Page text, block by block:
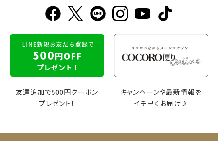
友達追加で500円クーポン
プレゼント！
キャンペーンや最新情報を
イチ早くお届け♪